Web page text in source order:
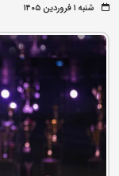
شنبه ۱ فروردین ۱۴۰۵